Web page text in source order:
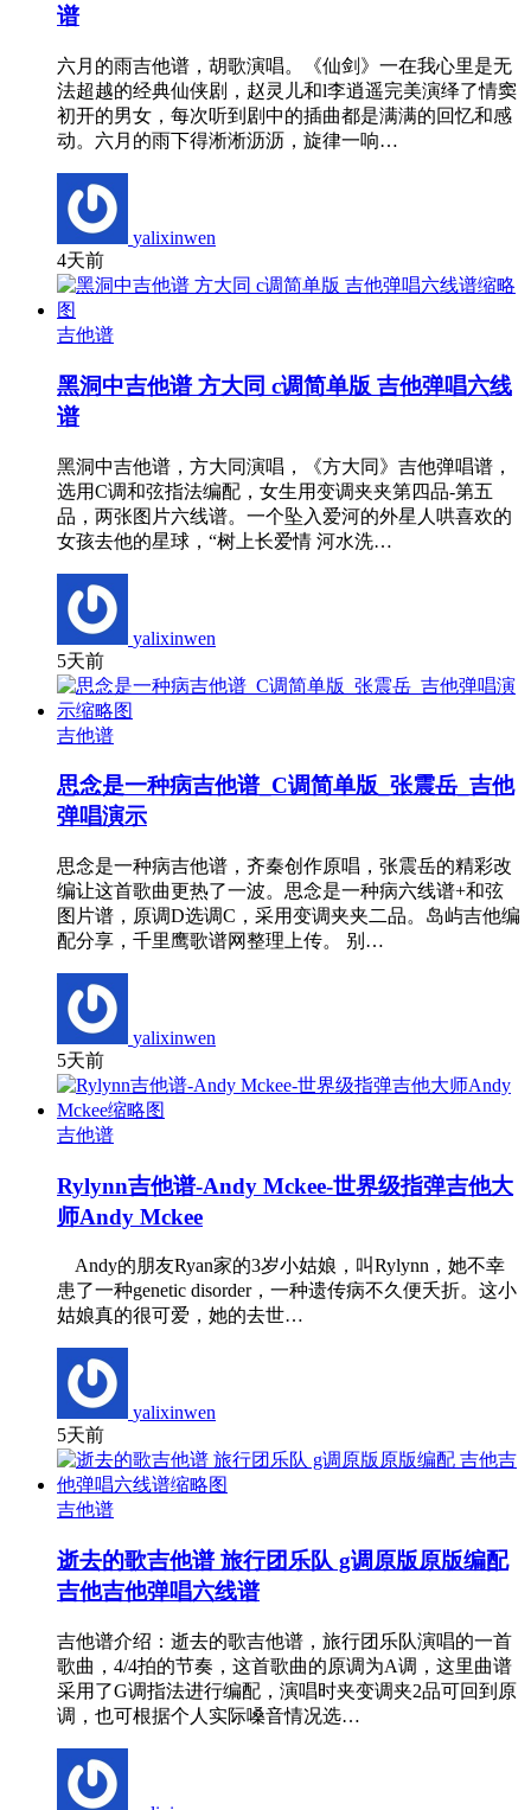
谱
六月的雨吉他谱，胡歌演唱。《仙剑》一在我心里是无
法超越的经典仙侠剧，赵灵儿和l李逍遥完美演绎了情窦
初开的男女，每次听到剧中的插曲都是满满的回忆和感
动。六月的雨下得淅淅沥沥，旋律一响…
yalixinwen
4天前
吉他谱
黑洞中吉他谱 方大同 c调简单版 吉他弹唱六线
谱
黑洞中吉他谱，方大同演唱，《方大同》吉他弹唱谱，
选用C调和弦指法编配，女生用变调夹夹第四品-第五
品，两张图片六线谱。一个坠入爱河的外星人哄喜欢的
女孩去他的星球，“树上长爱情 河水洗…
yalixinwen
5天前
吉他谱
思念是一种病吉他谱_C调简单版_张震岳_吉他
弹唱演示
思念是一种病吉他谱，齐秦创作原唱，张震岳的精彩改
编让这首歌曲更热了一波。思念是一种病六线谱+和弦
图片谱，原调D选调C，采用变调夹夹二品。岛屿吉他编
配分享，千里鹰歌谱网整理上传。 别…
yalixinwen
5天前
吉他谱
Rylynn吉他谱-Andy Mckee-世界级指弹吉他大
师Andy Mckee
Andy的朋友Ryan家的3岁小姑娘，叫Rylynn，她不幸
患了一种genetic disorder，一种遗传病不久便夭折。这小
姑娘真的很可爱，她的去世…
yalixinwen
5天前
吉他谱
逝去的歌吉他谱 旅行团乐队 g调原版原版编配
吉他吉他弹唱六线谱
吉他谱介绍：逝去的歌吉他谱，旅行团乐队演唱的一首
歌曲，4/4拍的节奏，这首歌曲的原调为A调，这里曲谱
采用了G调指法进行编配，演唱时夹变调夹2品可回到原
调，也可根据个人实际嗓音情况选…